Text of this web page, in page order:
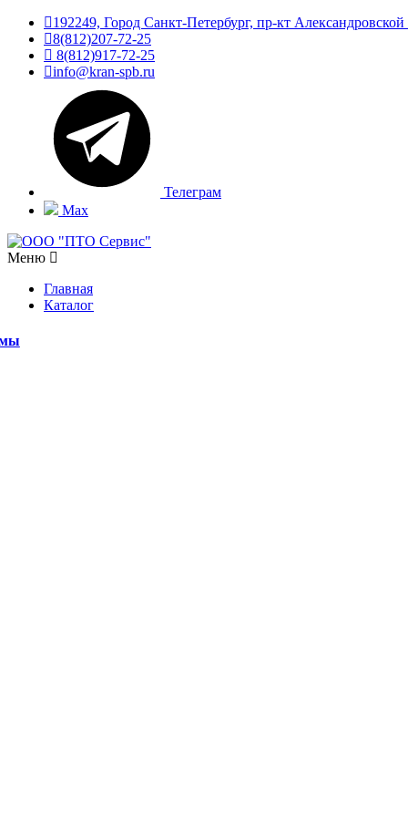
192249, Город Санкт-Петербург, пр-кт
8(812)207-72-25
8(812)917-72-25
info@kran-spb.ru
Телеграм
Max
Меню
Главная
Каталог